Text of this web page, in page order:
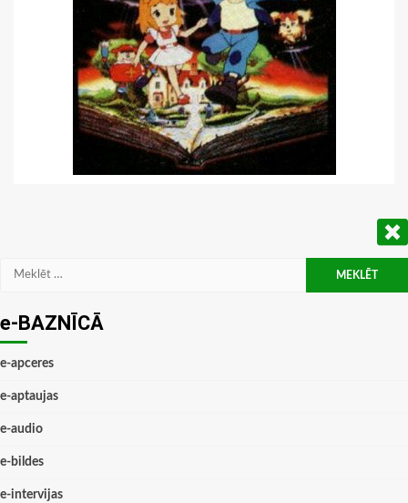
Meklēt:
e-BAZNĪCĀ
e-apceres
e-aptaujas
e-audio
e-bildes
e-intervijas